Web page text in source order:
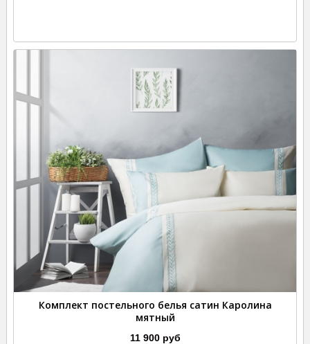
Комплект постельного белья сатин Каролина
мятный
11 900 руб